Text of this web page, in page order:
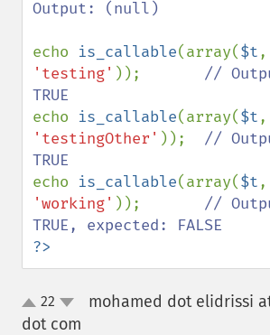
Output: (null)
echo is_callable(array($t
'testing' )); //
echo is_callable(array($t
'testingOther' )); //
echo is_callable(array($t
'working' )); //
?>
up
down
22
mohamed dot elidrissi
dot com